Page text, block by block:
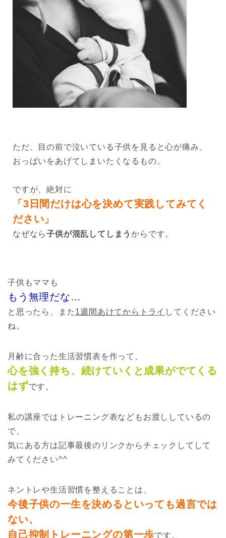
ただ、目の前で泣いている子供を見ると心が痛み、
おっぱいをあげてしまいたくなるもの。
ですが、絶対に
「3日間だけは心を決めて実践してみてく
ださい」
なぜなら子供が混乱してしまうからです。
子供もママも
もう無理だな…
と思ったら、また1週間あけてからトライ してください
ね。
月齢に合った生活習慣表を作って、
心を強く持ち、続けていくと成果がでてくる
はずです。
私の講座ではトレーニング表などもお渡ししているの
で、
気にある方は記事最後のリンクからチェックしてして
みてください^^
ネントレや生活習慣を整えることは、
今後子供の一生を決めるといっても過言では
ない、
自己抑制トレーニングの第一歩です。